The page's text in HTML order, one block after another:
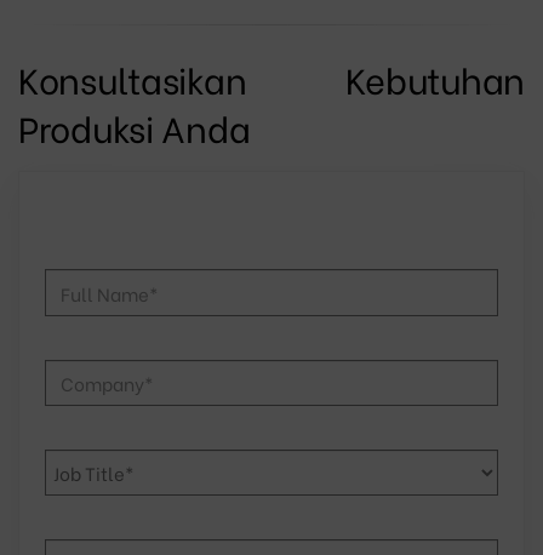
Konsultasikan Kebutuhan
Produksi Anda